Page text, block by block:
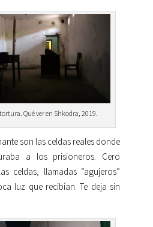
Qué ver en Shkodra, 2019.
son las celdas reales donde
a los prisioneros. Cero
celdas, llamadas “agujeros”
luz que recibían. Te deja sin